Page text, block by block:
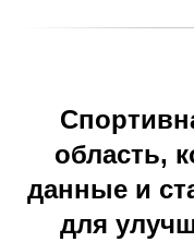
область,
данные и
для